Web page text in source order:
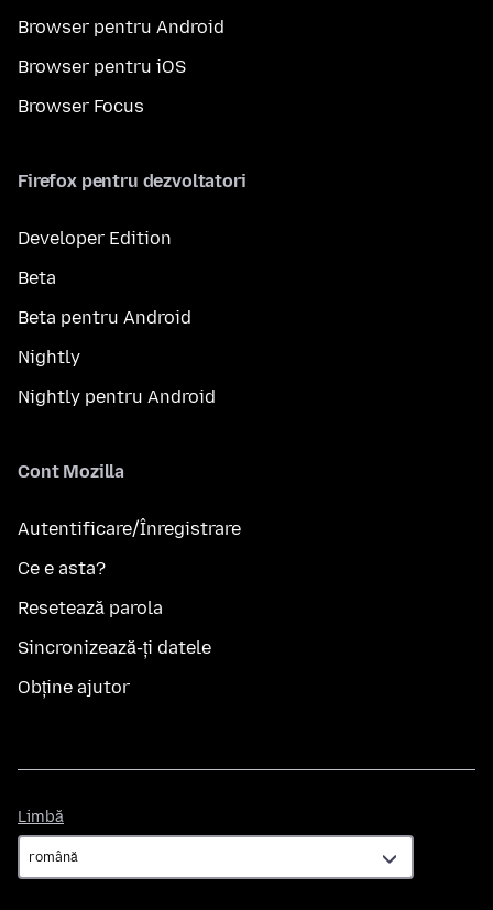
Browser pentru Android
Browser pentru iOS
Browser Focus
Firefox pentru dezvoltatori
Developer Edition
Beta
Beta pentru Android
Nightly
Nightly pentru Android
Cont Mozilla
Autentificare/Înregistrare
Ce e asta?
Resetează parola
Sincronizează-ți datele
Obține ajutor
Limbă